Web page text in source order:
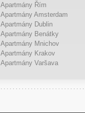
Apartmány Řím
Apartmány Amsterdam
Apartmány Dublin
Apartmány Benátky
Apartmány Mnichov
Apartmány Krakov
Apartmány Varšava